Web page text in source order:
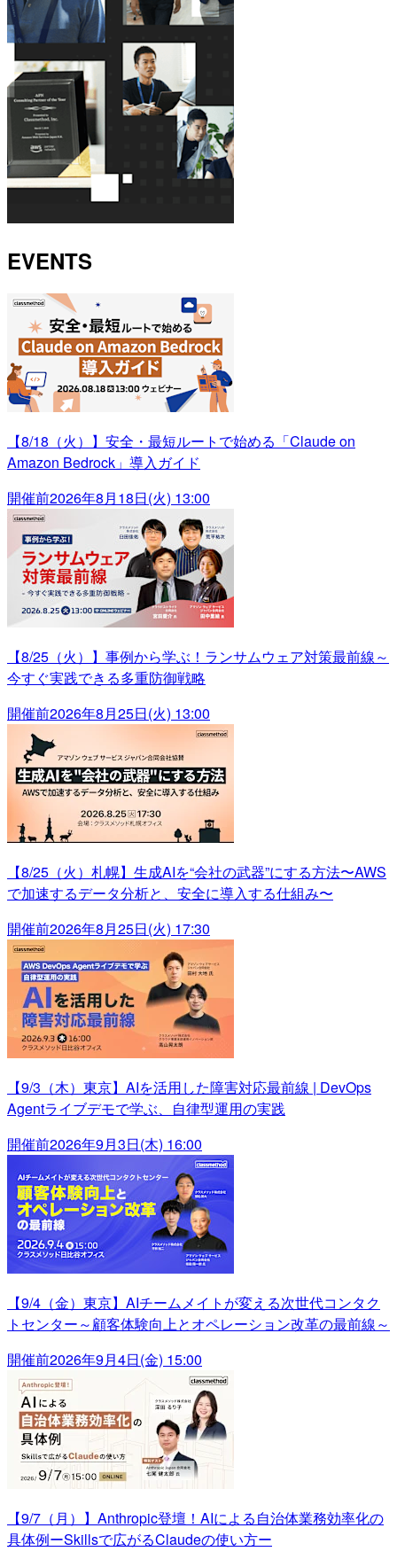
EVENTS
【8/18（火）】安全・最短ルートで始める「Claude on
Amazon Bedrock」導入ガイド
開催前2026年8月18日(火) 13:00
【8/25（火）】事例から学ぶ！ランサムウェア対策最前線～
今すぐ実践できる多重防御戦略
開催前2026年8月25日(火) 13:00
【8/25（火）札幌】生成AIを“会社の武器”にする方法〜AWS
で加速するデータ分析と、安全に導入する仕組み〜
開催前2026年8月25日(火) 17:30
【9/3（木）東京】AIを活用した障害対応最前線 | DevOps
Agentライブデモで学ぶ、自律型運用の実践
開催前2026年9月3日(木) 16:00
【9/4（金）東京】AIチームメイトが変える次世代コンタク
トセンター～顧客体験向上とオペレーション改革の最前線～
開催前2026年9月4日(金) 15:00
【9/7（月）】Anthropic登壇！AIによる自治体業務効率化の
具体例ーSkillsで広がるClaudeの使い方ー